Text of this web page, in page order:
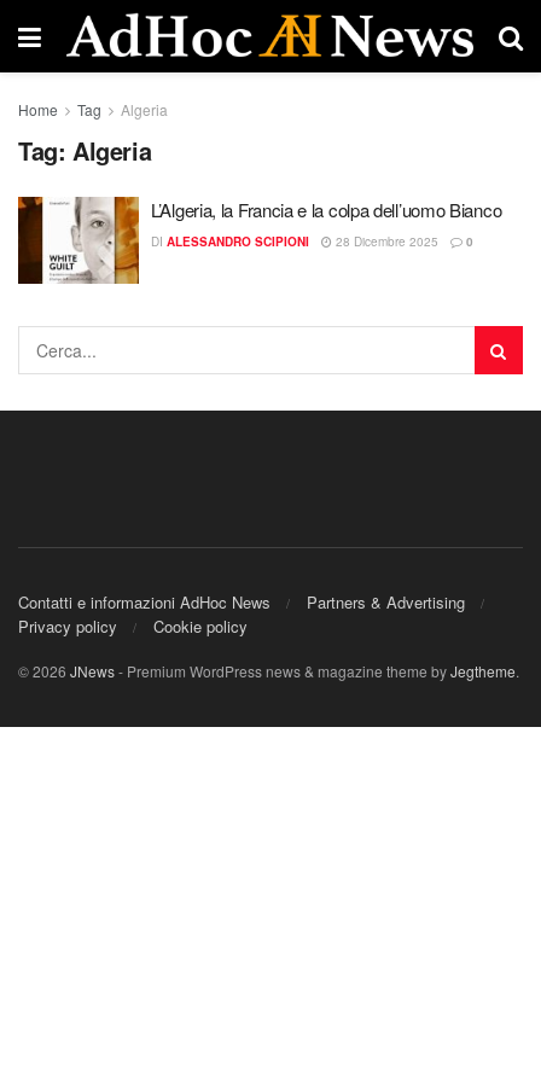
Home Tag Algeria
Tag: Algeria
L’Algeria, la Francia e la colpa dell’uomo Bianco
DI ALESSANDRO SCIPIONI 28 Dicembre 2025 0
Contatti e informazioni AdHoc News
Partners & Advertising
Privacy policy
Cookie policy
© 2026 JNews- Premium WordPress news & magazine theme byJegtheme.